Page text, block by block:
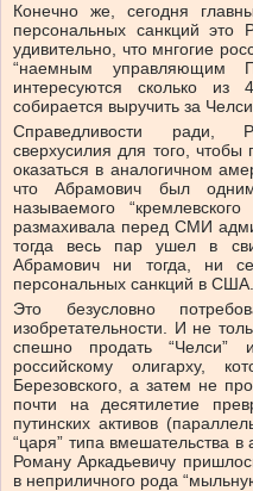
Конечно же, сегодня
персональных санкций это
удивительно, что мнгогие
“наемным управляющим
интересуются сколько
собирается выручить за
Справедливости ради,
сверхусилия для того,
оказаться в аналогичном
что Абрамович был
называемого
размахивала перед СМИ
тогда весь пар ушел в
Абрамович ни тогда, ни
персональных санкций в США.
Это безусловно
изобретательности. И не
спешно продать “Челси”
российскому олигарху,
Березовского, а затем не
почти на десятилетие
путинских активов
“царя” типа вмешательства
Роману Аркадьевичу
в неприличного рода